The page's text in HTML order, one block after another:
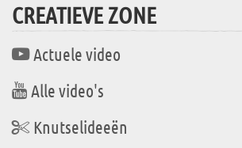
CREATIEVE ZONE
Actuele video
Alle video's
Knutselideeën